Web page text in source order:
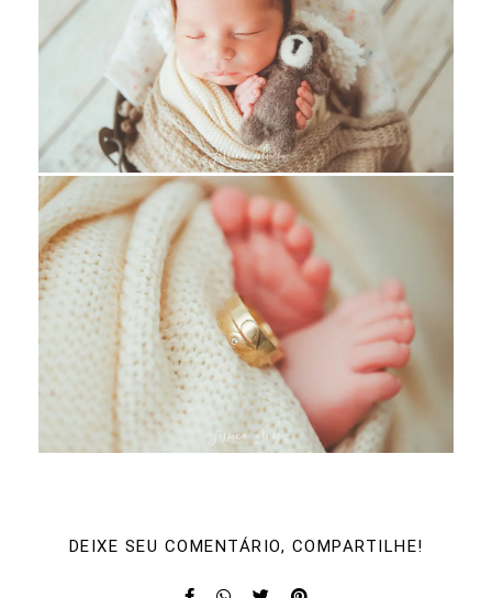
DEIXE SEU COMENTÁRIO, COMPARTILHE!